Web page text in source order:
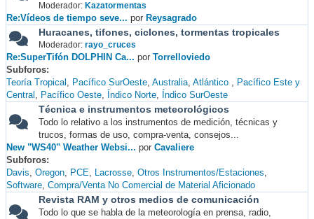
Moderador: Kazatormentas
Re:Vídeos de tiempo seve... por Reysagrado
Huracanes, tifones, ciclones, tormentas tropicales
Moderador: rayo_cruces
Re:SuperTifón DOLPHIN Ca... por Torrelloviedo
Subforos
Teoría Tropical
Pacífico SurOeste Australia Atlántico
Pacífico Este y
Central
Pacífico Oeste Índico Norte Índico SurOeste
Técnica e instrumentos meteorológicos
Todo lo relativo a los instrumentos de medición, técnicas y
trucos, formas de uso, compra-venta, consejos...
New "WS40" Weather Websi... por Cavaliere
Subforos
Davis Oregon PCE Lacrosse Otros Instrumentos/Estaciones
Software Compra/Venta No Comercial de Material Aficionado
Revista RAM y otros medios de comunicación
Todo lo que se habla de la meteorología en prensa, radio,